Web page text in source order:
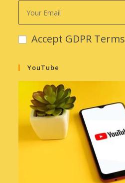
Accept GDPR Terms
YouTube